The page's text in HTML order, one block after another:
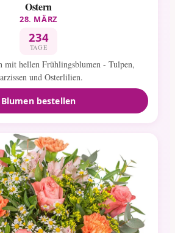
Ostern
28. MÄRZ
234
TAGE
mit hellen Frühlingsblumen - Tulpen,
und Osterlilien.
Blumen bestellen